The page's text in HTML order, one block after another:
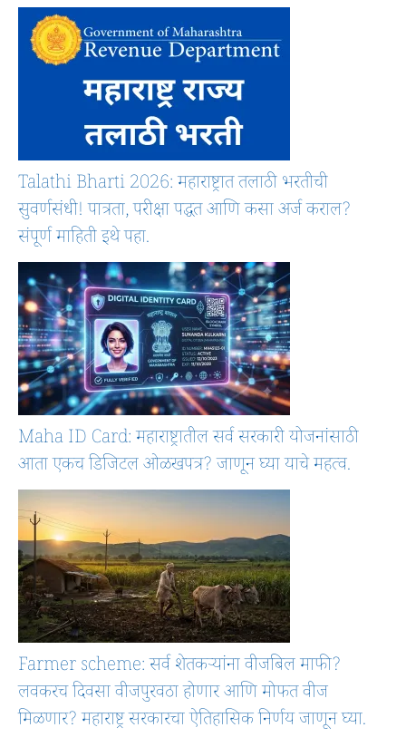
Talathi Bharti 2026: महाराष्ट्रात तलाठी भरतीची
सुवर्णसंधी! पात्रता, परीक्षा पद्धत आणि कसा अर्ज कराल?
संपूर्ण माहिती इथे पहा.
Maha ID Card: महाराष्ट्रातील सर्व सरकारी योजनांसाठी
आता एकच डिजिटल ओळखपत्र? जाणून घ्या याचे महत्व.
Farmer scheme: सर्व शेतकऱ्यांना वीजबिल माफी?
लवकरच दिवसा वीजपुरवठा होणार आणि मोफत वीज
मिळणार? महाराष्ट्र सरकारचा ऐतिहासिक निर्णय जाणून घ्या.